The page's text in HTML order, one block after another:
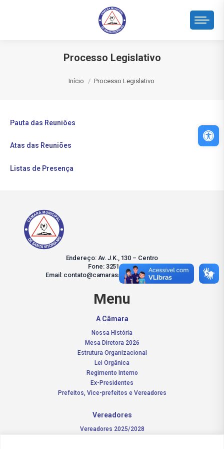
Processo Legislativo
Início Processo Legislativo
Pauta das Reuniões
Atas das Reuniões
Listas de Presença
Endereço: Av. J.K., 130 – Centro
Fone: 3251-2137
Email: contato@camarasantavitoria.mg.gov.br
Menu
A Câmara
Nossa História
Mesa Diretora 2026
Estrutura Organizacional
Lei Orgânica
Regimento Interno
Ex-Presidentes
Prefeitos, Vice-prefeitos e Vereadores
Vereadores
Vereadores 2025/2028